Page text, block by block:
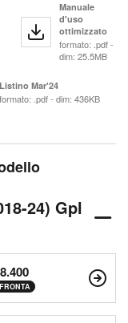
Manuale
d'uso
ottimizzato
formato: .pdf -
dim: 25.5MB
Listino Mar'24
formato: .pdf - dim: 436KB
24) Gpl